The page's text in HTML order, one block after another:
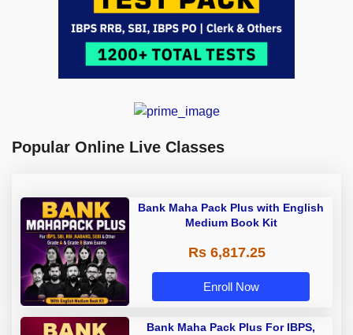
Popular Online Live Classes
Bank Maha Pack Plus with English
Medium Book Kit
Rs 6,817.25
Enroll Now
Bank Maha Pack Plus For IBPS,